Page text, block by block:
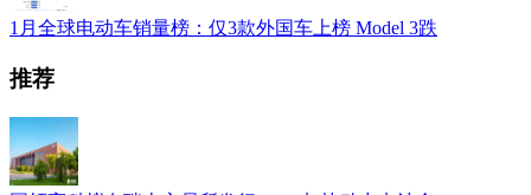
1月全球电动车销量榜：仅3款外国车上榜 Model 3跌
推荐